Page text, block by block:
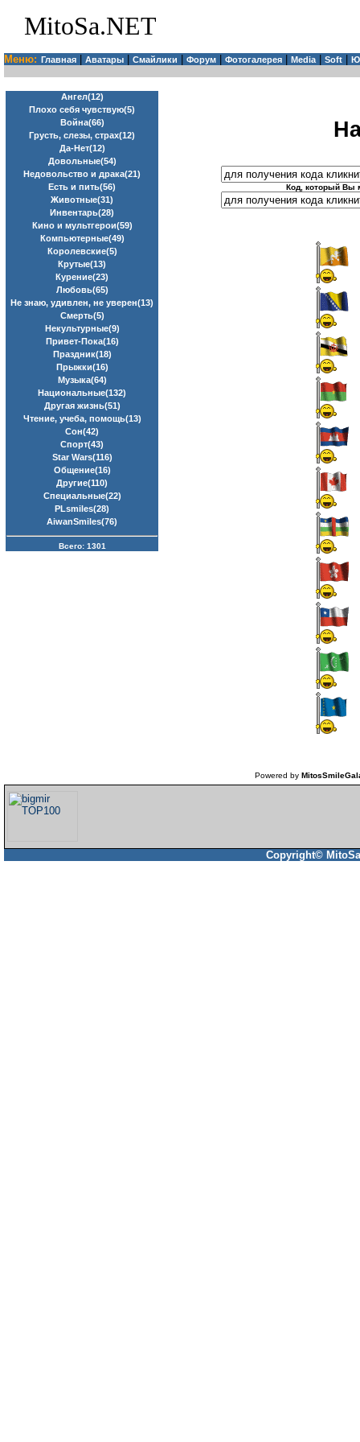
MitoSa.NET
Меню: Главная Аватары Смайлики Форум Фотогалерея Media| Soft
Ангел(12)
Плохо себя чувствую(5)
Война(66)
Грусть, слезы, страх(12)
Да-Нет(12)
Довольные(54)
Недовольство и драка(21)
Есть и пить(56)
Животные(31)
Инвентарь(28)
Кино и мультгерои(59)
Компьютерные(49)
Королевские(5)
Крутые(13)
Курение(23)
Любовь(65)
Не знаю, удивлен, не уверен(13)
Смерть(5)
Некультурные(9)
Привет-Пока(16)
Праздник(18)
Прыжки(16)
Музыка(64)
Национальные(132)
Другая жизнь(51)
Чтение, учеба, помощь(13)
Сон(42)
Спорт(43)
Star Wars(116)
Общение(16)
Другие(110)
Специальные(22)
PLsmiles(28)
AiwanSmiles(76)
Всего: 1301
Код, который Вы
Powered by
Copyright©